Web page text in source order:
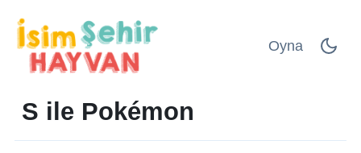
Oyna
S ile Pokémon